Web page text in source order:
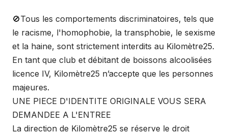
🚫Tous les comportements discriminatoires, tels que
le racisme, l'homophobie, la transphobie, le sexisme
et la haine, sont strictement interdits au Kilomètre25.
En tant que club et débitant de boissons alcoolisées
licence IV, Kilomètre25 n’accepte que les personnes
majeures.
UNE PIECE D'IDENTITE ORIGINALE VOUS SERA
DEMANDEE A L'ENTREE
La direction de Kilomètre25 se réserve le droit